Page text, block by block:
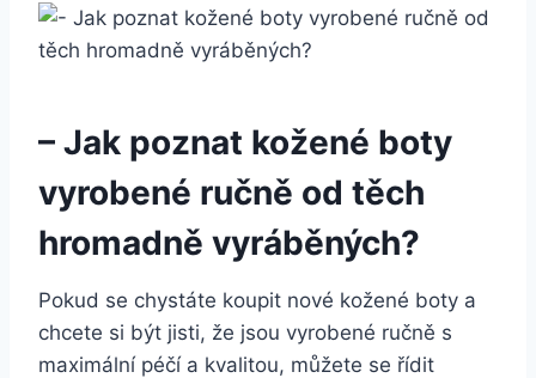
– Jak ⁢poznat kožené boty
⁣vyrobené⁢ ručně od těch
hromadně vyráběných?
Pokud se chystáte ⁢koupit ⁣nové kožené‍ boty a‌
chcete si být ‍jisti, že jsou vyrobené ručně s
maximální ⁣péčí a kvalitou, můžete se řídit